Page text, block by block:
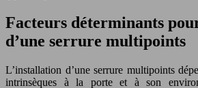
Facteurs déterminants
d’une serrure multipoints
L’installation d’une serrure multipoints
intrinsèques à la porte et à son